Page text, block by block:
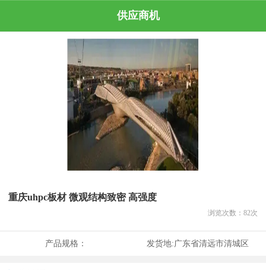
供应商机
重庆uhpc板材 微观结构致密 高强度
浏览次数： 82次
产品规格： 发货地:广东省清远市清城区